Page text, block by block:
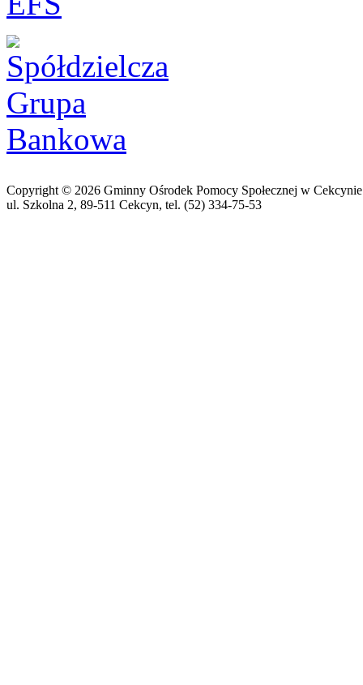
Copyright © 2026 Gminny Ośrodek Pomocy Społecznej w Cekcynie
ul. Szkolna 2, 89-511 Cekcyn, tel. (52) 334-75-53